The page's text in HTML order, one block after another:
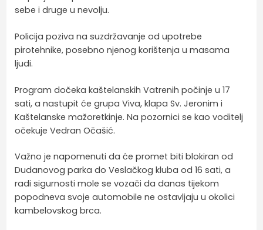
sebe i druge u nevolju.
Policija poziva na suzdržavanje od upotrebe
pirotehnike, posebno njenog korištenja u masama
ljudi.
Program dočeka kaštelanskih Vatrenih počinje u 17
sati, a nastupit će grupa Viva, klapa Sv. Jeronim i
Kaštelanske mažoretkinje. Na pozornici se kao voditelj
očekuje Vedran Očašić.
Važno je napomenuti da će promet biti blokiran od
Dudanovog parka do Veslačkog kluba od 16 sati, a
radi sigurnosti mole se vozači da danas tijekom
popodneva svoje automobile ne ostavljaju u okolici
kambelovskog brca.